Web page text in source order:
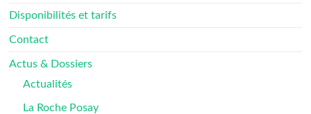
Disponibilités et tarifs
Contact
Actus & Dossiers
Actualités
La Roche Posay